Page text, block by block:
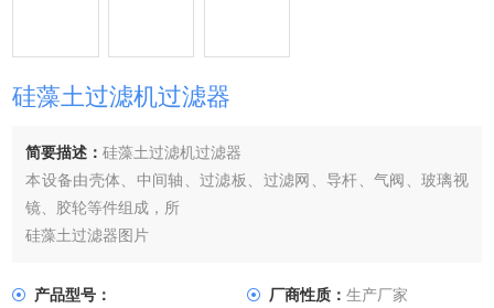
硅藻土过滤机过滤器
简要描述：硅藻土过滤机过滤器
本设备由壳体、中间轴、过滤板、过滤网、导杆、气阀、玻璃视
镜、胶轮等件组成，所
硅藻土过滤器图片
节、节间用橡胶密封圈密封，便于拆卸清洗
产品型号： 厂商性质： 生产厂家